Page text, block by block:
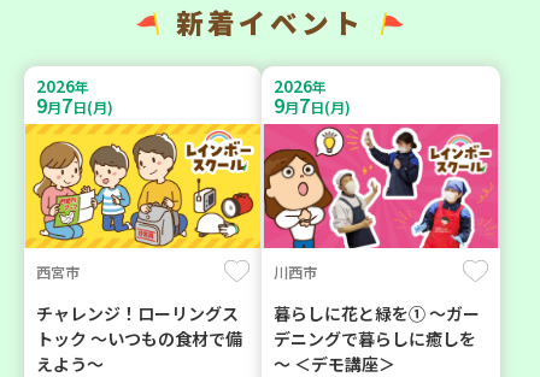
新着イベント
2026年
9月7日(月)
西宮市
チャレンジ！ローリングス
トック ～いつもの食材で備
えよう～
2026年
9月7日(月)
川西市
暮らしに花と緑を① ～ガー
デニングで暮らしに癒しを
～ ＜デモ講座＞